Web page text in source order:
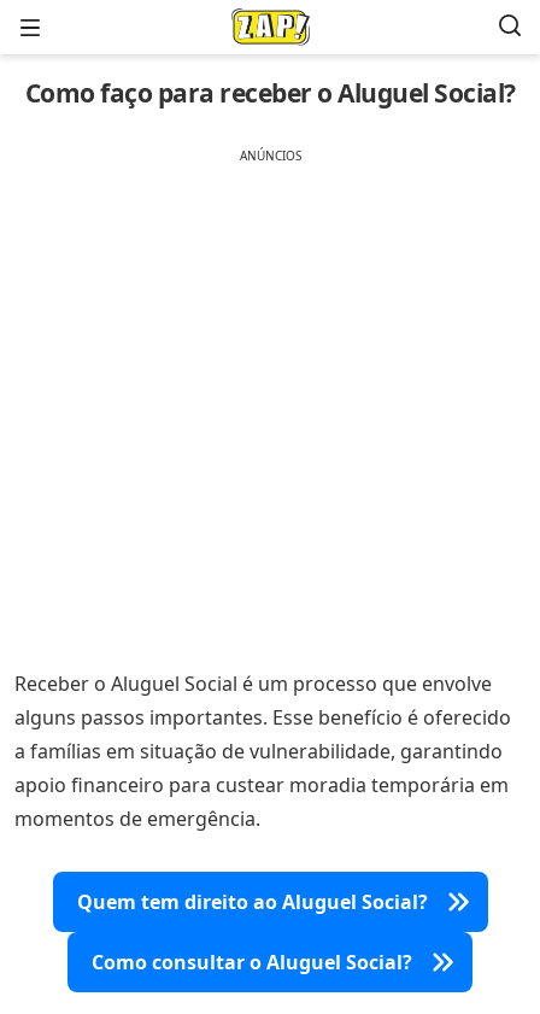
Menu
Como faço para receber o Aluguel Social?
ANÚNCIOS
Receber o Aluguel Social é um processo que envolve
alguns passos importantes. Esse benefício é oferecido
a famílias em situação de vulnerabilidade, garantindo
apoio financeiro para custear moradia temporária em
momentos de emergência.
Quem tem direito ao Aluguel Social?
Como consultar o Aluguel Social?